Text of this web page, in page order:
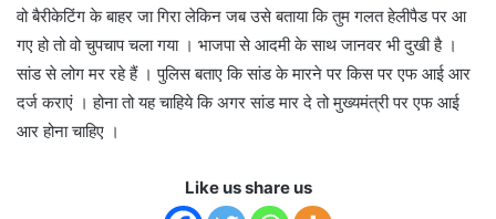
वो बैरीकेटिंग के बाहर जा गिरा लेकिन जब उसे बताया कि तुम गलत हेलीपैड पर आ
गए हो तो वो चुपचाप चला गया । भाजपा से आदमी के साथ जानवर भी दुखी है ।
सांड से लोग मर रहे हैं । पुलिस बताए कि सांड के मारने पर किस पर एफ आई आर
दर्ज कराएं । होना तो यह चाहिये कि अगर सांड मार दे तो मुख्यमंत्री पर एफ आई
आर होना चाहिए ।
Like us share us